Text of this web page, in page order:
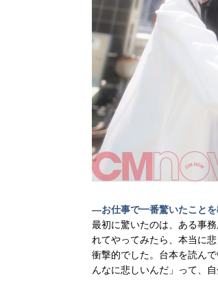
―お仕事で一番驚いたことを
最初に驚いたのは、ある事
れてやってみたら、本当に
衝撃的でした。台本を読ん
んなに悲しいんだ」って、